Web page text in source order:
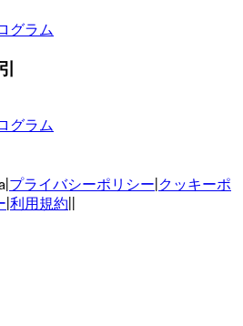
グラム
グラム
プライバシーポリシー クッキーポ
利用規約